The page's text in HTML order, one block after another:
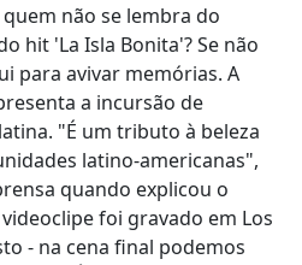
não se lembra do
hit 'La Isla Bonita'? Se não
para avivar memórias. A
a incursão de
"É um tributo à beleza
latino-americanas",
quando explicou o
foi gravado em Los
- na cena final podemos